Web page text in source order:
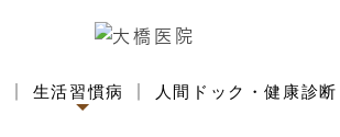
生活習慣病 人間ドック・健康診断